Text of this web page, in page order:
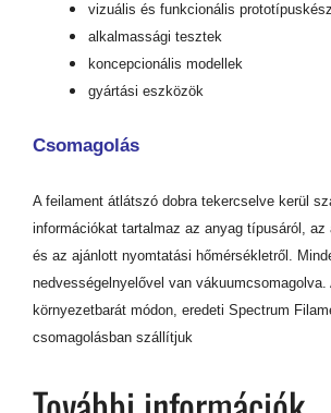
vizuális és funkcionális
alkalmassági tesztek
koncepcionális modellek
gyártási eszközök
Csomagolás
A feilament átlátszó dobra tekercselve kerül
információkat tartalmaz az anyag típusáról, az
és az ajánlott nyomtatási hőmérsékletről.
nedvességelnyelővel van vákuumcsomagolva.
környezetbarát módon, eredeti Spectrum
csomagolásban szállítjuk